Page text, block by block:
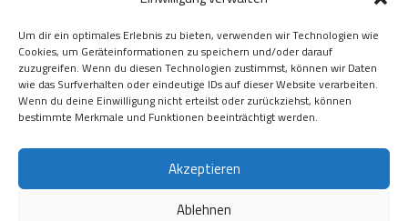
Um dir ein optimales Erlebnis zu bieten, verwenden wir Technologien wie
Cookies, um Geräteinformationen zu speichern und/oder darauf
zuzugreifen. Wenn du diesen Technologien zustimmst, können wir Daten
wie das Surfverhalten oder eindeutige IDs auf dieser Website verarbeiten.
Wenn du deine Einwilligung nicht erteilst oder zurückziehst, können
bestimmte Merkmale und Funktionen beeinträchtigt werden.
Akzeptieren
Ablehnen
Kauf auf Rechung
Klarna
American Express